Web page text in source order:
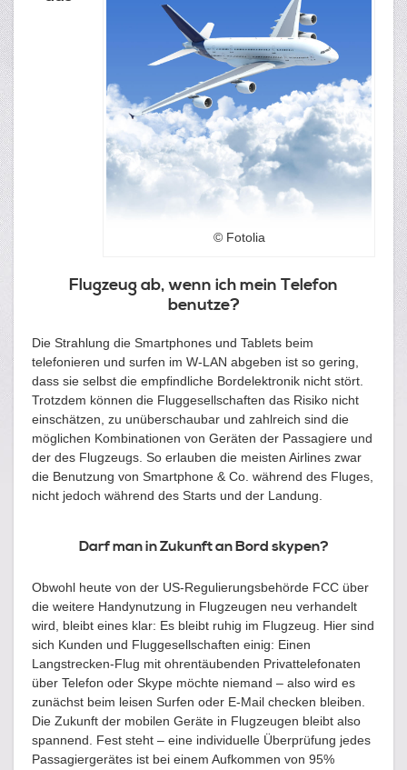
© Fotolia
Flugzeug ab, wenn ich mein Telefon
benutze?
Die Strahlung die Smartphones und Tablets beim
telefonieren und surfen im W-LAN abgeben ist so gering,
dass sie selbst die empfindliche Bordelektronik nicht stört.
Trotzdem können die Fluggesellschaften das Risiko nicht
einschätzen, zu unüberschaubar und zahlreich sind die
möglichen Kombinationen von Geräten der Passagiere und
der des Flugzeugs. So erlauben die meisten Airlines zwar
die Benutzung von Smartphone & Co. während des Fluges,
nicht jedoch während des Starts und der Landung.
Darf man in Zukunft an Bord skypen?
Obwohl heute von der US-Regulierungsbehörde FCC über
die weitere Handynutzung in Flugzeugen neu verhandelt
wird, bleibt eines klar: Es bleibt ruhig im Flugzeug. Hier sind
sich Kunden und Fluggesellschaften einig: Einen
Langstrecken-Flug mit ohrentäubenden Privattelefonaten
über Telefon oder Skype möchte niemand – also wird es
zunächst beim leisen Surfen oder E-Mail checken bleiben.
Die Zukunft der mobilen Geräte in Flugzeugen bleibt also
spannend. Fest steht – eine individuelle Überprüfung jedes
Passagiergerätes ist bei einem Aufkommen von 95%